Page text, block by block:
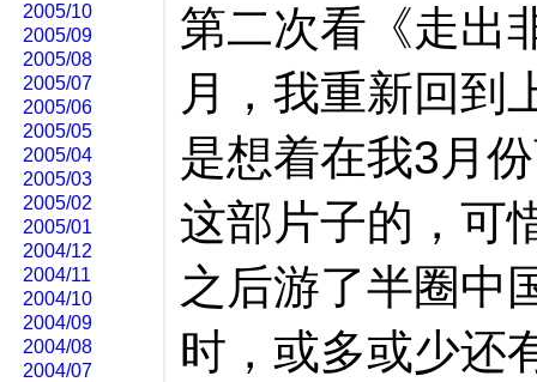
第二次看《走出
月，我重新回到
是想着在我3月
这部片子的，可
之后游了半圈中
时，或多或少还
2005/10
2005/09
2005/08
2005/07
2005/06
2005/05
2005/04
2005/03
2005/02
2005/01
2004/12
2004/11
2004/10
2004/09
2004/08
2004/07